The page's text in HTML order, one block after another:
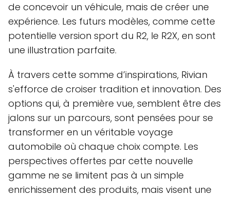
de concevoir un véhicule, mais de créer une
expérience. Les futurs modèles, comme cette
potentielle version sport du R2, le R2X, en sont
une illustration parfaite.
À travers cette somme d’inspirations, Rivian
s'efforce de croiser tradition et innovation. Des
options qui, à première vue, semblent être des
jalons sur un parcours, sont pensées pour se
transformer en un véritable voyage
automobile où chaque choix compte. Les
perspectives offertes par cette nouvelle
gamme ne se limitent pas à un simple
enrichissement des produits, mais visent une